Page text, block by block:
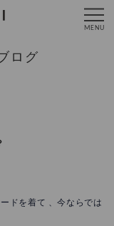
ログ
ドを着て 、今ならでは